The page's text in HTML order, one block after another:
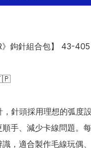
》鉤針組合包】 43-405
針頭採用理想的弧度
手、減少卡線問題。
，適合製作毛線玩偶、